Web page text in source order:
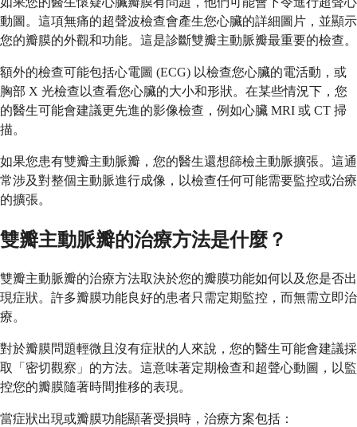
動圖。這項無痛的超聲波檢查會產生您心臟的詳細圖片，並顯示
您的瓣膜的外觀和功能。這是診斷雙瓣主動脈瓣最重要的檢查。
額外的檢查可能包括心電圖 (ECG) 以檢查您心臟的電活動，或
胸部 X 光檢查以查看您心臟的大小和形狀。在某些情況下，您
的醫生可能會建議更先進的影像檢查，例如心臟 MRI 或 CT 掃
描。
如果您患有雙瓣主動脈瓣，您的醫生還想篩檢主動脈擴張。這通
常涉及對整個主動脈進行成像，以檢查任何可能需要監控或治療
的擴張。
雙瓣主動脈瓣的治療方法是什麼？
雙瓣主動脈瓣的治療方法取決於您的瓣膜功能如何以及您是否出
現症狀。許多瓣膜功能良好的患者只需定期監控，而無需立即治
療。
對於瓣膜問題輕微且沒有症狀的人來說，您的醫生可能會建議採
取「密切觀察」的方法。這意味著定期檢查和超聲心動圖，以監
控您的瓣膜隨著時間推移的表現。
當症狀出現或瓣膜功能顯著受損時，治療方案包括：